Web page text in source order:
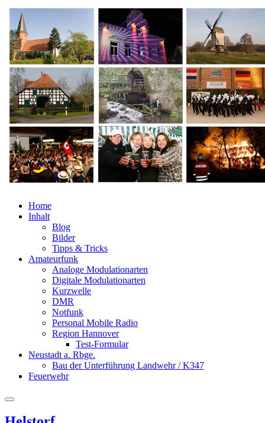
Home
Inhalt
Blog
Bilder
Tipps & Tricks
Amateurfunk
Analoge Modulationarten
Digitale Modulationarten
Kurzwelle
DMR
Notfunk
Personal Mobile Radio
Region Hannover
Test-Formular
Neustadt a. Rbge.
Bau der Unterführung Landwehr / K347
Feuerwehr